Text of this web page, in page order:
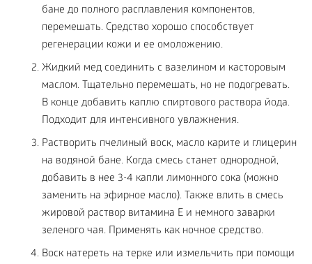
бане до полного расплавления компонентов,
перемешать. Средство хорошо способствует
регенерации кожи и ее омоложению.
Жидкий мед соединить с вазелином и касторовым
маслом. Тщательно перемешать, но не подогревать.
В конце добавить каплю спиртового раствора йода.
Подходит для интенсивного увлажнения.
Растворить пчелиный воск, масло карите и глицерин
на водяной бане. Когда смесь станет однородной,
добавить в нее 3-4 капли лимонного сока (можно
заменить на эфирное масло). Также влить в смесь
жировой раствор витамина Е и немного заварки
зеленого чая. Применять как ночное средство.
Воск натереть на терке или измельчить при помощи